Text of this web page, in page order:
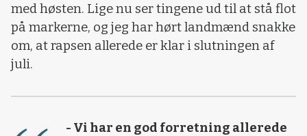
med høsten. Lige nu ser tingene ud til at stå flot
på markerne, og jeg har hørt landmænd snakke
om, at rapsen allerede er klar i slutningen af
juli.
- Vi har en god forretning allerede